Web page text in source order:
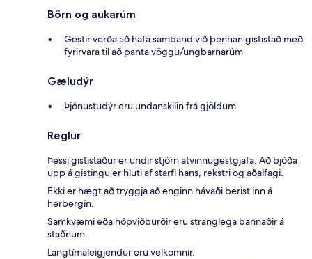
Börn og aukarúm
Gestir verða að hafa samband við þennan gististað með
fyrirvara til að panta vöggu/ungbarnarúm
Gæludýr
Þjónustudýr eru undanskilin frá gjöldum
Reglur
Þessi gististaður er undir stjórn atvinnugestgjafa. Að bjóða
upp á gistingu er hluti af starfi hans, rekstri og aðalfagi.
Ekki er hægt að tryggja að enginn hávaði berist inn á
herbergin.
Samkvæmi eða hópviðburðir eru stranglega bannaðir á
staðnum.
Langtímaleigjendur eru velkomnir.